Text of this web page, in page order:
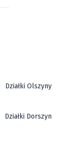
Działki Olszyny
Działki Dorszyn